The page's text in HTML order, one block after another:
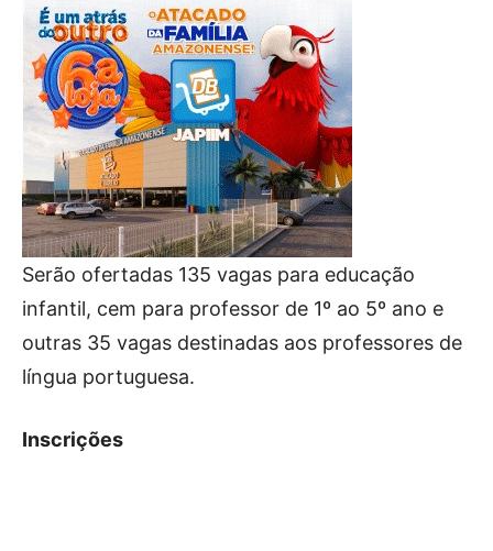
Serão ofertadas 135 vagas para educação
infantil, cem para professor de 1º ao 5º ano e
outras 35 vagas destinadas aos professores de
língua portuguesa.
Inscrições